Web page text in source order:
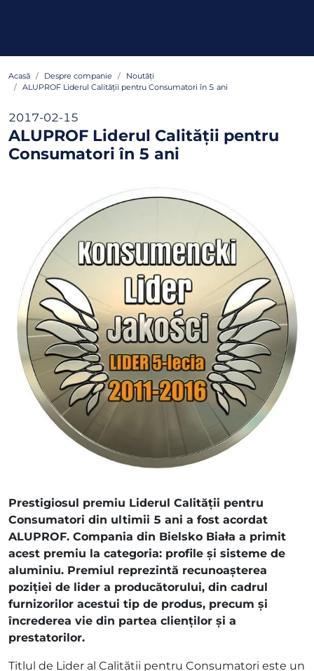
Acasă Despre companie
Noutăți
ALUPROF Liderul Calității pentru Consumatori în 5 ani
2017-02-15
ALUPROF Liderul Calității pentru
Consumatori în 5 ani
Prestigiosul premiu Liderul Calității pentru
Consumatori din ultimii 5 ani a fost acordat
ALUPROF. Compania din Bielsko Biała a primit
acest premiu la categoria: profile și sisteme de
aluminiu. Premiul reprezintă recunoașterea
poziției de lider a producătorului, din cadrul
furnizorilor acestui tip de produs, precum și
încrederea vie din partea clienților și a
prestatorilor.
Titlul de Lider al Calității pentru Consumatori este un